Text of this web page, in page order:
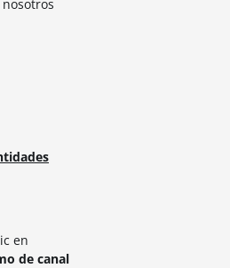
en
de canal